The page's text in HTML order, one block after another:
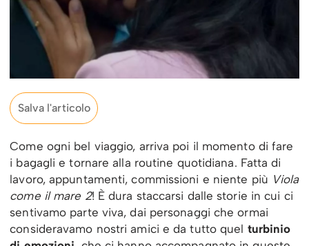
Salva l'articolo
Come ogni bel viaggio, arriva poi il momento di fare
i bagagli e tornare alla routine quotidiana. Fatta di
lavoro, appuntamenti, commissioni e niente più Viola
come il mare 2! È dura staccarsi dalle storie in cui ci
sentivamo parte viva, dai personaggi che ormai
consideravamo nostri amici e da tutto quel turbinio